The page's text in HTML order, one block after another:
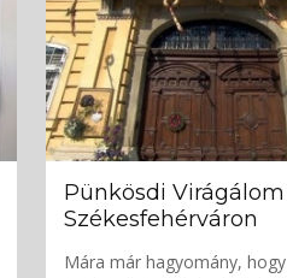
Pünkösdi Virágálom
Székesfehérváron
Mára már hagyomány, hogy